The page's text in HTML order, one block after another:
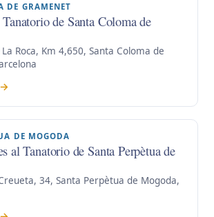
DE GRAMENET
de Santa Coloma de
Roca, Km 4,650, Santa Coloma de
DE MOGODA
al Tanatorio de Santa Perpètua de
34, Santa Perpètua de Mogoda,